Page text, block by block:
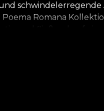
schwindelerregende
Romana
tanzen.
das von Generation